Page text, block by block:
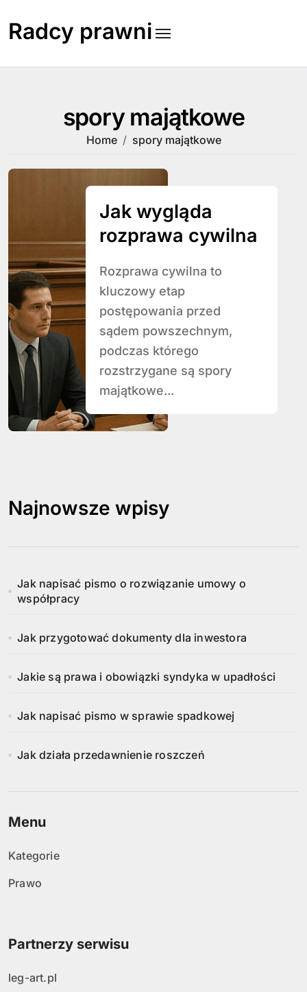
content
Radcy prawni
spory majątkowe
Home spory majątkowe
Jak wygląda
rozprawa cywilna
Rozprawa cywilna to
kluczowy etap
postępowania przed
sądem powszechnym,
podczas którego
rozstrzygane są spory
majątkowe...
Najnowsze wpisy
Jak napisać pismo o rozwiązanie umowy o
współpracy
Jak przygotować dokumenty dla inwestora
Jakie są prawa i obowiązki syndyka w upadłości
Jak napisać pismo w sprawie spadkowej
Jak działa przedawnienie roszczeń
Menu
Kategorie
Prawo
Partnerzy serwisu
leg-art.pl